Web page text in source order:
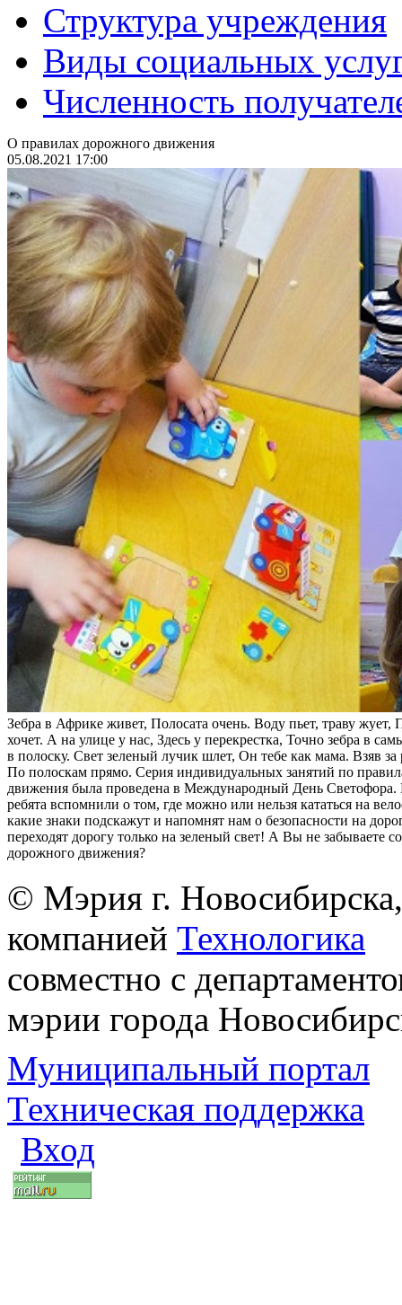
Структура учреждения
Виды социальных
Численность
О правилах дорожного движения
05.08.2021 17:00
Зебра в Африке живет, Полосата очень. Воду пьет, траву жует,
хочет. А на улице у нас, Здесь у перекрестка, Точно зебра в
в полоску. Свет зеленый лучик шлет, Он тебе как мама. Взяв за
По полоскам прямо. Серия индивидуальных занятий по
движения была проведена в Международный День
ребята вспомнили о том, где можно или нельзя кататься на
какие знаки подскажут и напомнят нам о безопасности на
переходят дорогу только на зеленый свет! А Вы не забываете
дорожного движения?
© Мэрия г.
компанией Технологика
совместно с
мэрии города
Муниципальный портал
Техническая поддержка
Вход